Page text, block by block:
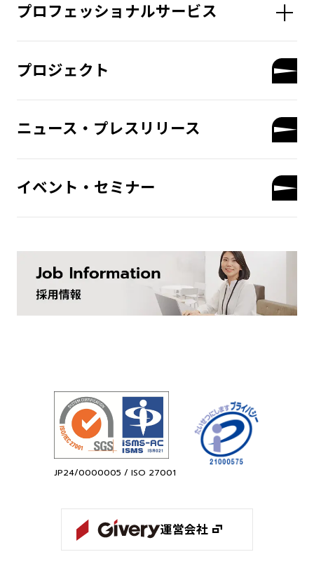
プロフェッショナルサービス
プロジェクト
ニュース・プレスリリース
イベント・セミナー
JP24/0000005 / ISO 27001
運営会社